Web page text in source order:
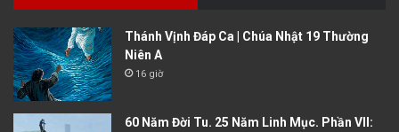
Thánh Vịnh Đáp Ca | Chúa Nhật 19 Thường
Niên A
16 giờ
60 Năm Đời Tu. 25 Năm Linh Mục. Phần VII: